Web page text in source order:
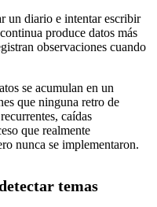
un diario e intentar escribir
produce datos más
observaciones cuando
se acumulan en un
que ninguna retro de
caídas
que realmente
nunca se implementaron.
temas